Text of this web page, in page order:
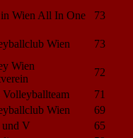
Wien All In One 73
Wien 73
Wien
72
71
Wien
69
V
65